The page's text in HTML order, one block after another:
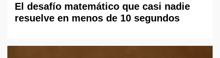
El desafío matemático que casi nadie
resuelve en menos de 10 segundos